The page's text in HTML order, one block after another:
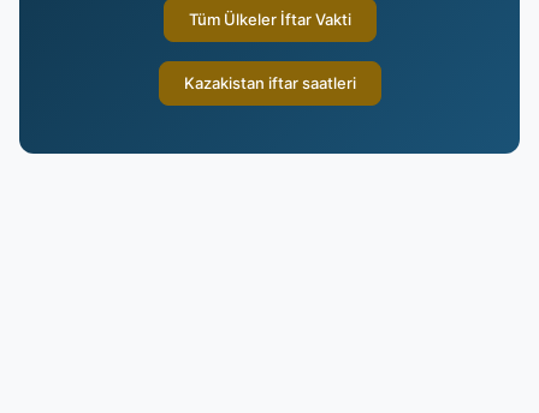
Tüm Ülkeler İftar Vakti
Kazakistan iftar saatleri